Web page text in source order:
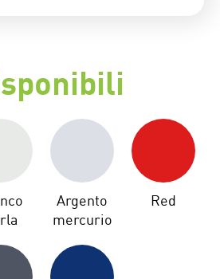
Argento
mercurio
Red